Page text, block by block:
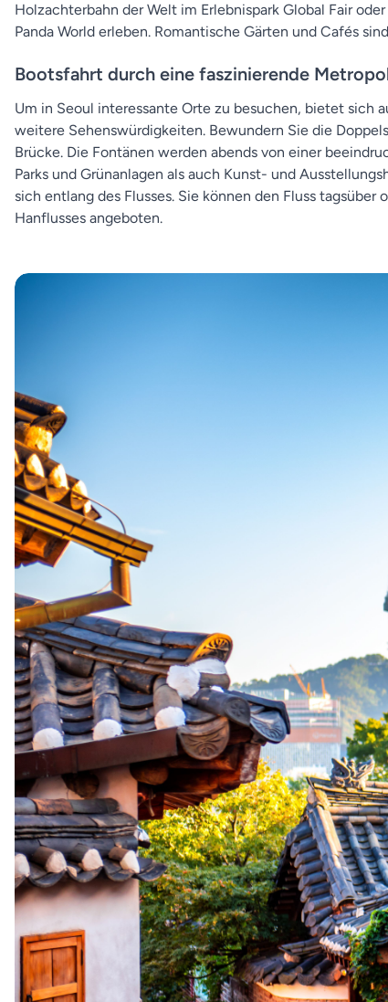
Holzachterbahn der Welt im Erlebnispark Global Fair
Panda World erleben. Romantische Gärten und Cafés
Bootsfahrt durch eine faszinierende
Um in Seoul interessante Orte zu besuchen, bietet sich
weitere Sehenswürdigkeiten. Bewundern Sie die
Brücke. Die Fontänen werden abends von einer
Parks und Grünanlagen als auch Kunst- und
sich entlang des Flusses. Sie können den Fluss
Hanflusses angeboten.